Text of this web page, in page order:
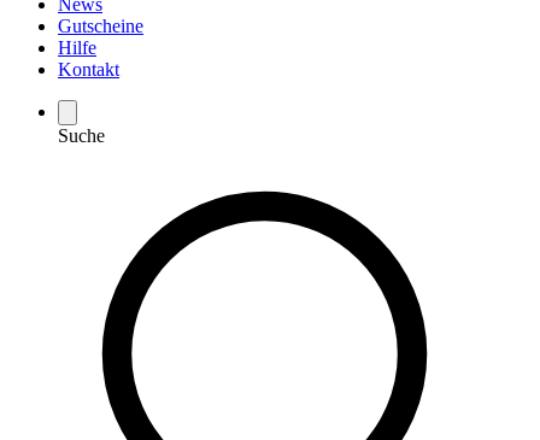
News
Gutscheine
Hilfe
Kontakt
Suche